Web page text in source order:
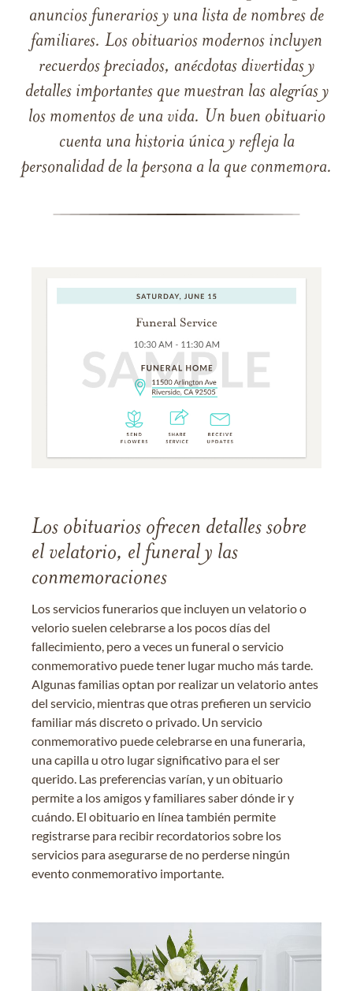
anuncios funerarios y una lista de nombres de
familiares. Los obituarios modernos incluyen
recuerdos preciados, anécdotas divertidas y
detalles importantes que muestran las alegrías y
los momentos de una vida. Un buen obituario
cuenta una historia única y refleja la
personalidad de la persona a la que conmemora.
Los obituarios ofrecen detalles sobre
el velatorio, el funeral y las
conmemoraciones
Los servicios funerarios que incluyen un velatorio o
velorio suelen celebrarse a los pocos días del
fallecimiento, pero a veces un funeral o servicio
conmemorativo puede tener lugar mucho más tarde.
Algunas familias optan por realizar un velatorio antes
del servicio, mientras que otras prefieren un servicio
familiar más discreto o privado. Un servicio
conmemorativo puede celebrarse en una funeraria,
una capilla u otro lugar significativo para el ser
querido. Las preferencias varían, y un obituario
permite a los amigos y familiares saber dónde ir y
cuándo. El obituario en línea también permite
registrarse para recibir recordatorios sobre los
servicios para asegurarse de no perderse ningún
evento conmemorativo importante.